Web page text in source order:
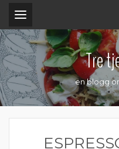
Tre
en blogg